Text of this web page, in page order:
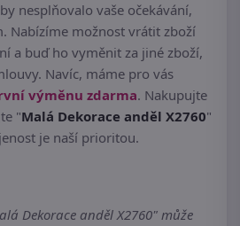
nesplňovalo vaše očekávání,
Nabízíme možnost vrátit zboží
a buď ho vyměnit za jiné zboží,
Navíc, máme pro vás
výměnu zdarma. Nakupujte
"Malá Dekorace anděl X2760"
je naší prioritou.
Dekorace anděl X2760" může